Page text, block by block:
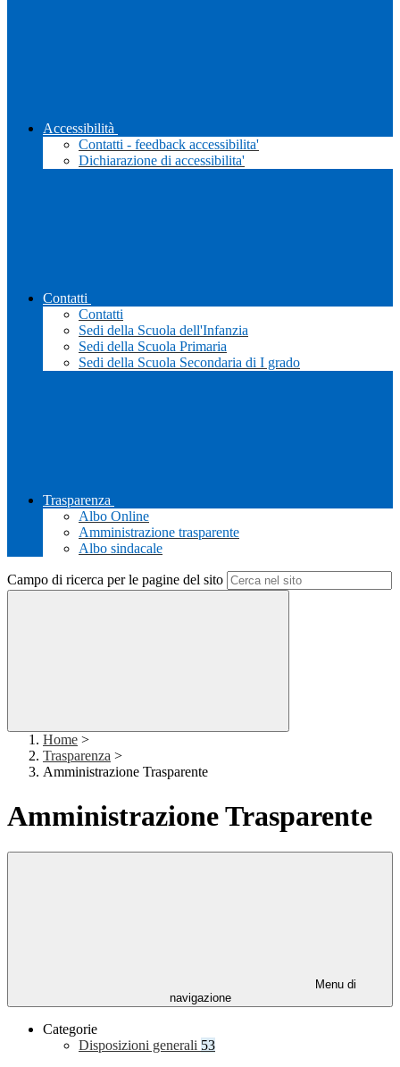
Accessibilità
Contatti - feedback accessibilita'
Dichiarazione di accessibilita'
Contatti
Contatti
Sedi della Scuola dell'Infanzia
Sedi della Scuola Primaria
Sedi della Scuola Secondaria di I grado
Trasparenza
Albo Online
Amministrazione trasparente
Albo sindacale
Campo di ricerca per le pagine del sito
Home >
Trasparenza >
Amministrazione Trasparente
Amministrazione Trasparente
Menu di
navigazione
Categorie
Disposizioni generali 53